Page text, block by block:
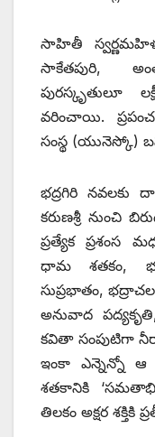
సాహితీ
సాకేతపురి,
పురస్కృతులూ
వరించాయి.
సంస్థ (యునెస్కో)
భద్రగిరి నవలకు
కరుణశ్రీ నుంచి
ప్రత్యేక ప్రశంస
ధామ శతకం,
సుప్రభాతం, భద్రాచల
అనువాద
కవితా సంపుటిగా
ఇంకా ఎన్నెన్నో ఆ
శతకానికి
తిలకం అక్షర శక్తికి